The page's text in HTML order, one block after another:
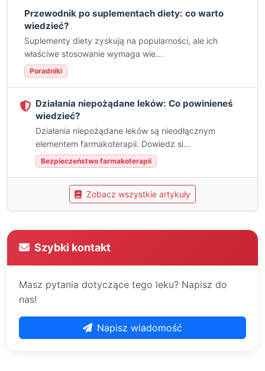
Przewodnik po suplementach diety: co warto
wiedzieć?
Suplementy diety zyskują na popularności, ale ich
właściwe stosowanie wymaga wie...
Poradniki
Działania niepożądane leków: Co powinieneś
wiedzieć?
Działania niepożądane leków są nieodłącznym
elementem farmakoterapii. Dowiedz si...
Bezpieczeństwo farmakoterapii
Zobacz wszystkie artykuły
Szybki kontakt
Masz pytania dotyczące tego leku? Napisz do
nas!
Napisz wiadomość